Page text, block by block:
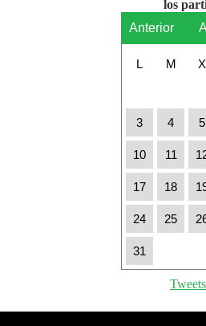
los
Anterior
L M X
3 4 5
10 11
17 18
24 25
31